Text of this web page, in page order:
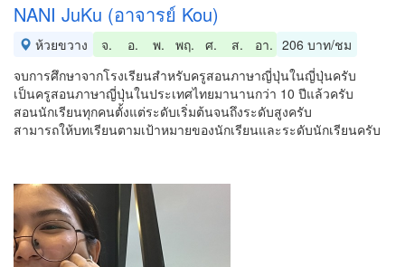
NANI JuKu (อาจารย์ Kou)
ห้วยขวาง จ. อ. พ. พฤ. ศ. ส. อา. 206 บาท/ชม
จบการศึกษาจากโรงเรียนสำหรับครูสอนภาษาญี่ปุ่นในญี่ปุ่นครับ
เป็นครูสอนภาษาญี่ปุ่นในประเทศไทยมานานกว่า 10 ปีแล้วครับ
สอนนักเรียนทุกคนตั้งแต่ระดับเริ่มต้นจนถึงระดับสูงครับ
สามารถให้บทเรียนตามเป้าหมายของนักเรียนและระดับนักเรียนครับ